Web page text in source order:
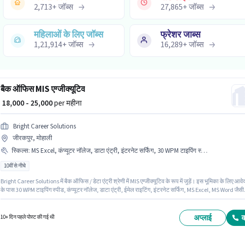
2,713+जॉब्स 27,865+जॉब्स
महिलाओं के लिए जॉब्स
1,21,914+जॉब्स
फ्रेशर जाब्स
16,289+जॉब्स
बैक ऑफिस MIS एग्जीक्यूटिव
₹ 18,000 - 25,000per महीना
Bright Career Solutions
जीरकपुर, मोहाली
स्किल्स: MS Excel, कंप्यूटर नॉलेज, डाटा एंट्री, इंटरनेट सर्फिंग, 30 WPM टाइपिंग स्पीड, ईमेल राइटिंग, MS Word
10वीं से नीचे
Bright Career Solutions में बैक ऑफिस / डेटा एंट्री श्रेणी में MIS एग्जीक्यूटिव के रूप में जुड़ें। इस भूमिका के लिए
के पास 30 WPM टाइपिंग स्पीड, कंप्यूटर नॉलेज, डाटा एंट्री, ईमेल राइटिंग, इंटरनेट सर्फिंग, MS Excel, MS Word जैसी
10+ दिन पहले पोस्ट की गई थी अप्लाई